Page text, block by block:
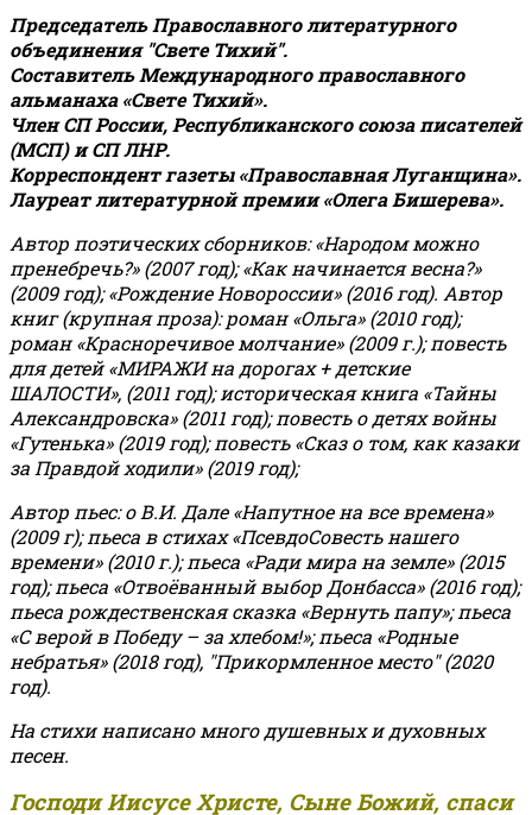
Председатель Православного литературного
объединения "Свете Тихий".
Составитель Международного православного
альманаха «Свете Тихий».
Член СП России, Республиканского союза писателей
(МСП) и СП ЛНР.
Корреспондент газеты «Православная Луганщина».
Лауреат литературной премии «Олега Бишерева».
Автор поэтических сборников: «Народом можно
пренебречь?» (2007 год); «Как начинается весна?»
(2009 год); «Рождение Новороссии» (2016 год). Автор
книг (крупная проза): роман «Ольга» (2010 год);
роман «Красноречивое молчание» (2009 г.); повесть
для детей «МИРАЖИ на дорогах + детские
ШАЛОСТИ», (2011 год); историческая книга «Тайны
Александровска» (2011 год); повесть о детях войны
«Гутенька» (2019 год); повесть «Сказ о том, как казаки
за Правдой ходили» (2019 год);
Автор пьес: о В.И. Дале «Напутное на все времена»
(2009 г); пьеса в стихах «ПсевдоСовесть нашего
времени» (2010 г.); пьеса «Ради мира на земле» (2015
год); пьеса «Отвоёванный выбор Донбасса» (2016 год);
пьеса рождественская сказка «Вернуть папу»; пьеса
«С верой в Победу – за хлебом!»;пьеса «Родные
небратья» (2018 год), "Прикормленное место" (2020
год).
На стихи написано много душевных и духовных
песен.
Господи Иисусе Христе, Сыне Божий, спаси